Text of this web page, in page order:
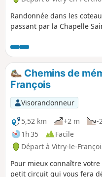
Randonnée dans les
passant par la Chapelle
Chemins de
François
Visorandonneur
5,52 km
+2 m
-
1h 35
Facile
Départ à Vitry-le-
Pour mieux connaître
petit circuit qui vous fera